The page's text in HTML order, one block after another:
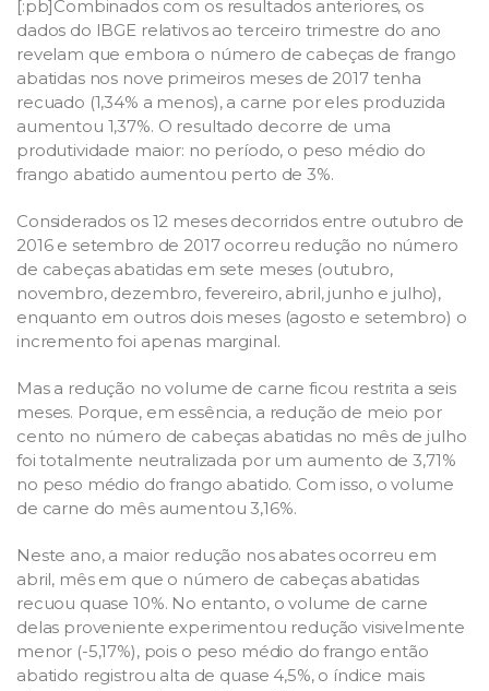
[:pb]Combinados com os resultados anteriores, os
dados do IBGE relativos ao terceiro trimestre do ano
revelam que embora o número de cabeças de frango
abatidas nos nove primeiros meses de 2017 tenha
recuado (1,34% a menos), a carne por eles produzida
aumentou 1,37%. O resultado decorre de uma
produtividade maior: no período, o peso médio do
frango abatido aumentou perto de 3%.
Considerados os 12 meses decorridos entre outubro de
2016 e setembro de 2017 ocorreu redução no número
de cabeças abatidas em sete meses (outubro,
novembro, dezembro, fevereiro, abril, junho e julho),
enquanto em outros dois meses (agosto e setembro) o
incremento foi apenas marginal.
Mas a redução no volume de carne ficou restrita a seis
meses. Porque, em essência, a redução de meio por
cento no número de cabeças abatidas no mês de julho
foi totalmente neutralizada por um aumento de 3,71%
no peso médio do frango abatido. Com isso, o volume
de carne do mês aumentou 3,16%.
Neste ano, a maior redução nos abates ocorreu em
abril, mês em que o número de cabeças abatidas
recuou quase 10%. No entanto, o volume de carne
delas proveniente experimentou redução visivelmente
menor (-5,17%), pois o peso médio do frango então
abatido registrou alta de quase 4,5%, o índice mais